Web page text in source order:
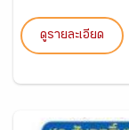
ดูรายละเอียด